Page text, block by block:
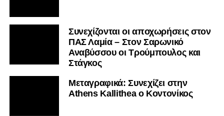
Συνεχίζονται οι αποχωρήσεις στον
ΠΑΣ Λαμία – Στον Σαρωνικό
Αναβύσσου οι Τρούμπουλος και
Στάγκος
Mεταγραφικά: Συνεχίζει στην
Athens Kallithea ο Κοντονίκος